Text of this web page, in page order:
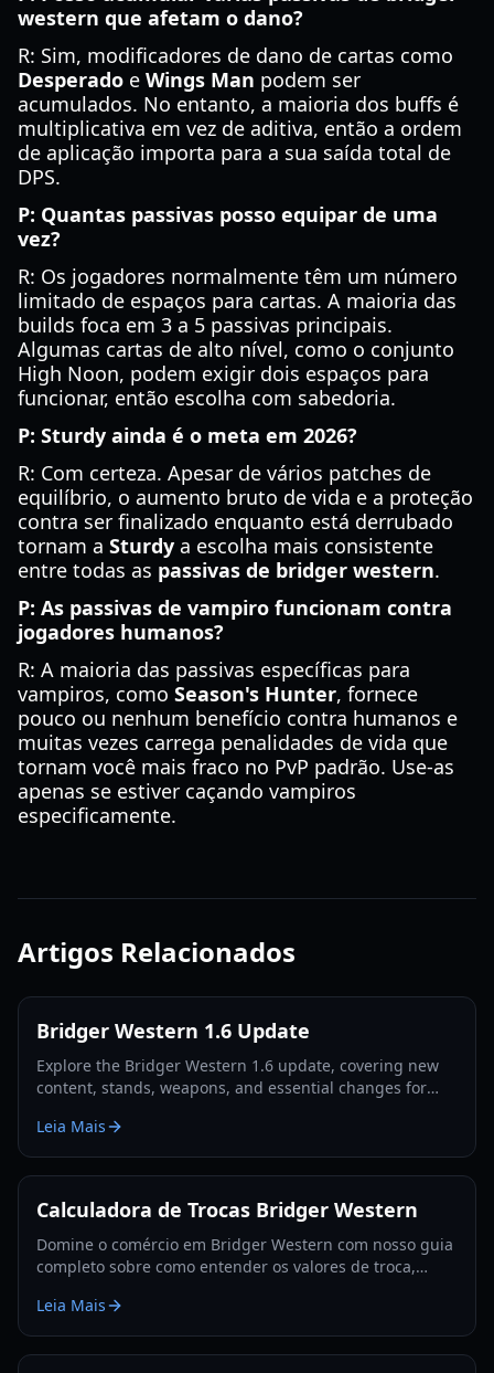
western que afetam o dano?
R: Sim, modificadores de dano de cartas como
Desperado e Wings Man podem ser
acumulados. No entanto, a maioria dos buffs é
multiplicativa em vez de aditiva, então a ordem
de aplicação importa para a sua saída total de
DPS.
P: Quantas passivas posso equipar de uma
vez?
R: Os jogadores normalmente têm um número
limitado de espaços para cartas. A maioria das
builds foca em 3 a 5 passivas principais.
Algumas cartas de alto nível, como o conjunto
High Noon, podem exigir dois espaços para
funcionar, então escolha com sabedoria.
P: Sturdy ainda é o meta em 2026?
R: Com certeza. Apesar de vários patches de
equilíbrio, o aumento bruto de vida e a proteção
contra ser finalizado enquanto está derrubado
tornam a Sturdy a escolha mais consistente
entre todas as passivas de bridger western.
P: As passivas de vampiro funcionam contra
jogadores humanos?
R: A maioria das passivas específicas para
vampiros, como Season's Hunter, fornece
pouco ou nenhum benefício contra humanos e
muitas vezes carrega penalidades de vida que
tornam você mais fraco no PvP padrão. Use-as
apenas se estiver caçando vampiros
especificamente.
Artigos Relacionados
Bridger Western 1.6 Update
Explore the Bridger Western 1.6 update, covering new
content, stands, weapons, and essential changes for
Leia Mais
Calculadora de Trocas Bridger Western
Domine o comércio em Bridger Western com nosso guia
completo sobre como entender os valores de troca,
informadas.
Leia Mais